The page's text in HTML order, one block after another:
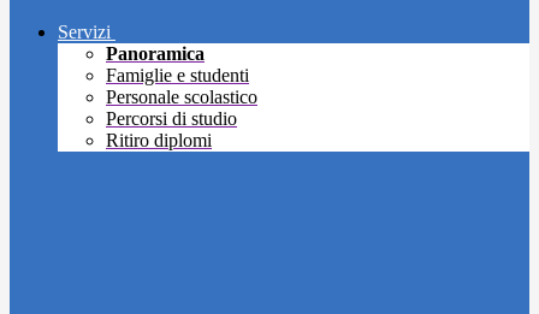
Servizi
Panoramica
Famiglie e studenti
Personale scolastico
Percorsi di studio
Ritiro diplomi